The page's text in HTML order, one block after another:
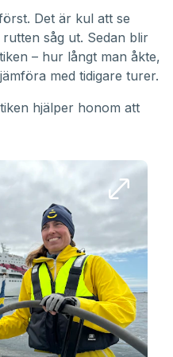
Det är kul att se
såg ut. Sedan blir
– hur långt man åkte,
med tidigare turer.
hjälper honom att